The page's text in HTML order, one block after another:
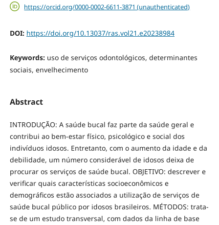
https://orcid.org/0000-0002-6611-3871 (unauthenticated)
DOI: https://doi.org/10.13037/ras.vol21.e20238984
Keywords: uso de serviços odontológicos, determinantes
sociais, envelhecimento
Abstract
INTRODUÇÃO: A saúde bucal faz parte da saúde geral e
contribui ao bem-estar físico, psicológico e social dos
indivíduos idosos. Entretanto, com o aumento da idade e da
debilidade, um número considerável de idosos deixa de
procurar os serviços de saúde bucal. OBJETIVO: descrever e
verificar quais características socioeconômicos e
demográficos estão associados a utilização de serviços de
saúde bucal público por idosos brasileiros. MÉTODOS: trata-
se de um estudo transversal, com dados da linha de base